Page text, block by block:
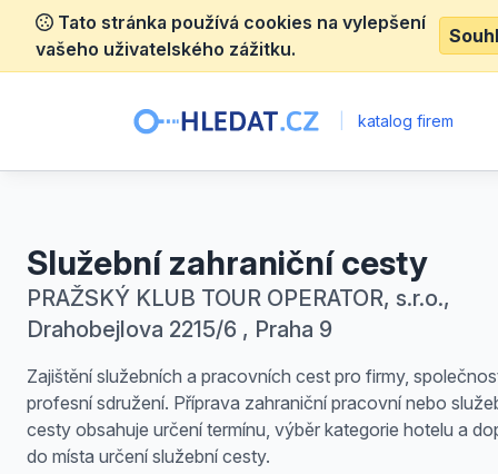
Tato stránka používá cookies na vylepšení
vašeho uživatelského zážitku.
katalog firem
Služební zahraniční cesty
PRAŽSKÝ KLUB TOUR OPERATOR, s.r.o.,
Drahobejlova 2215/6 , Praha 9
Zajištění služebních a pracovních cest pro firmy,
profesní sdružení. Příprava zahraniční pracovní nebo
cesty obsahuje určení termínu, výběr kategorie hotelu a
do místa určení služební cesty.